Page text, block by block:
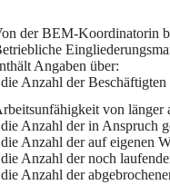
der BEM-Koordinatorin
Angaben über:
Anzahl der
von länger
Anzahl der in Anspruch
Anzahl der auf eigenen
Anzahl der noch
Anzahl der